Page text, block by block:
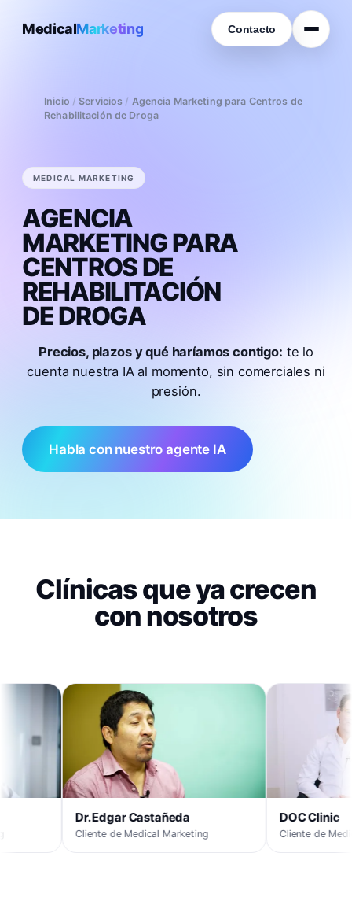
MedicalMarketing Contacto
Inicio / Servicios / Agencia Marketing para Centros de
Rehabilitación de Droga
MEDICAL MARKETING
AGENCIA
MARKETING PARA
CENTROS DE
REHABILITACIÓN
DE DROGA
Precios, plazos y qué haríamos contigo: te lo
cuenta nuestra IA al momento, sin comerciales ni
presión.
Habla con nuestro agente IA
Clínicas que ya crecen
con nosotros
DOC Clinic
Cliente de Medical Marketing